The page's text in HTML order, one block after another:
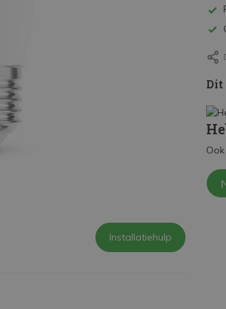
Installatiehulp
Dit